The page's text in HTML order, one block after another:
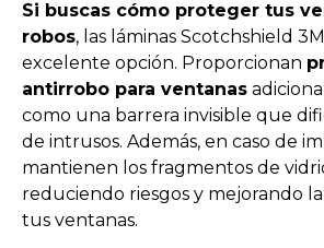
Si buscas cómo proteger tus
robos, las láminas Scotchshield
excelente opción. Proporcionan
antirrobo para ventanas
como una barrera invisible que
de intrusos. Además, en caso de
mantienen los fragmentos de
reduciendo riesgos y mejorando
tus ventanas.